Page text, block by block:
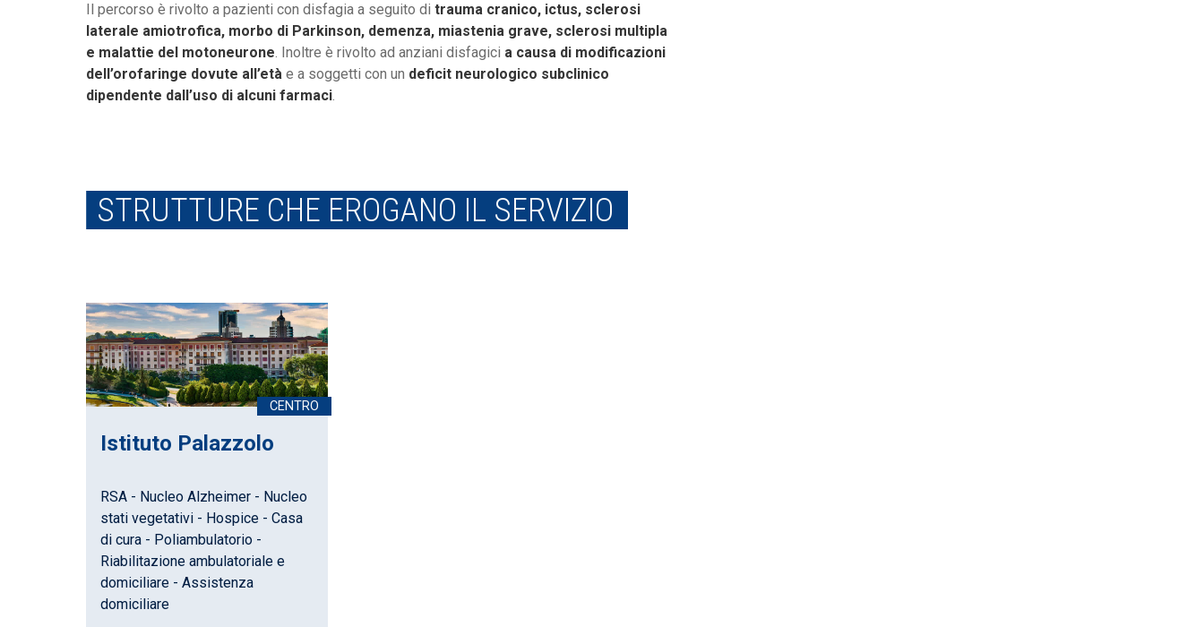
Il percorso è rivolto a pazienti con disfagia a seguito di trauma cranico, ictus, sclerosi
laterale amiotrofica, morbo di Parkinson, demenza, miastenia grave, sclerosi multipla
e malattie del motoneurone. Inoltre è rivolto ad anziani disfagici a causa di modificazioni
dell’orofaringe dovute all’età e a soggetti con un deficit neurologico subclinico
dipendente dall’uso di alcuni farmaci.
STRUTTURE CHE EROGANO IL SERVIZIO
Istituto Palazzolo
RSA - Nucleo Alzheimer - Nucleo
stati vegetativi - Hospice - Casa
di cura - Poliambulatorio -
Riabilitazione ambulatoriale e
domiciliare - Assistenza
domiciliare